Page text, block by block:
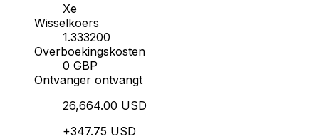
Xe
Wisselkoers
1.333200
Overboekingskosten
0 GBP
Ontvanger ontvangt
26,664.00 USD
+347.75 USD